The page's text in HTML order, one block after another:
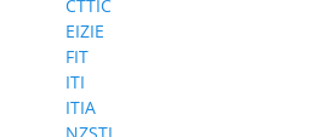
CTTIC
EIZIE
FIT
ITI
ITIA